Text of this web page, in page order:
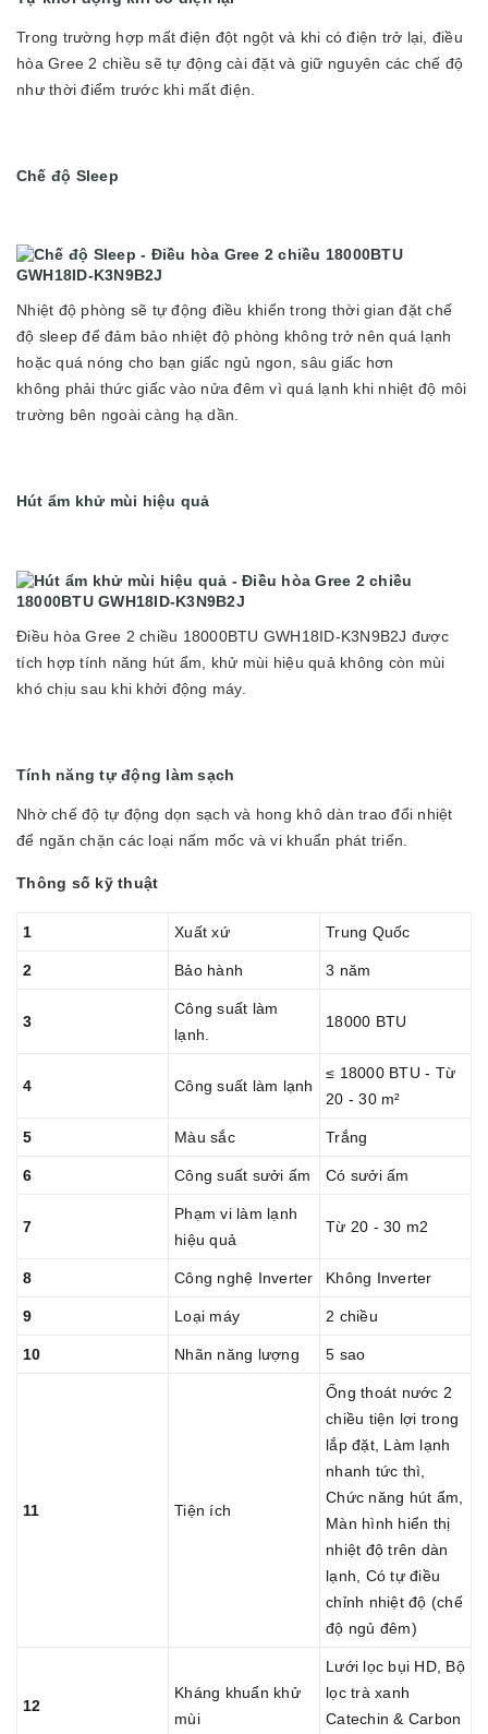
Trong trường hợp mất điện đột ngột và khi có điện trở lại, điều
hòa Gree 2 chiều sẽ tự động cài đặt và giữ nguyên các chế độ
như thời điểm trước khi mất điện.
Chế độ Sleep
Nhiệt độ phòng sẽ tự động điều khiển trong thời gian đặt chế
độ sleep để đảm bảo nhiệt độ phòng không trở nên quá lạnh
hoặc quá nóng cho bạn giấc ngủ ngon, sâu giấc hơn
không phải thức giấc vào nửa đêm vì quá lạnh khi nhiệt độ môi
trường bên ngoài càng hạ dần.
Hút ẩm khử mùi hiệu quả
Điều hòa Gree 2 chiều 18000BTU GWH18ID-K3N9B2J được
tích hợp tính năng hút ẩm, khử mùi hiệu quả không còn mùi
khó chịu sau khi khởi động máy.
Tính năng tự động làm sạch
Nhờ chế độ tự động dọn sạch và hong khô dàn trao đổi nhiệt
để ngăn chặn các loại nấm mốc và vi khuẩn phát triển.
Thông số kỹ thuật
1 Xuất xứ Trung Quốc
2 Bảo hành 3 năm
3
Công suất làm
lạnh.
18000 BTU
4 Công suất làm lạnh
≤ 18000 BTU - Từ
20 - 30 m²
5 Màu sắc Trắng
6 Công suất sưởi ấm Có sưởi ấm
7
Phạm vi làm lạnh
hiệu quả
Từ 20 - 30 m2
8 Công nghệ Inverter Không Inverter
9 Loại máy 2 chiều
10 Nhãn năng lượng 5 sao
11 Tiện ích
Ống thoát nước 2
chiều tiện lợi trong
lắp đặt, Làm lạnh
nhanh tức thì,
Chức năng hút ẩm,
Màn hình hiển thị
nhiệt độ trên dàn
lạnh, Có tự điều
chỉnh nhiệt độ (chế
độ ngủ đêm)
12
Kháng khuẩn khử
mùi
Lưới lọc bụi HD, Bộ
lọc trà xanh
Catechin & Carbon